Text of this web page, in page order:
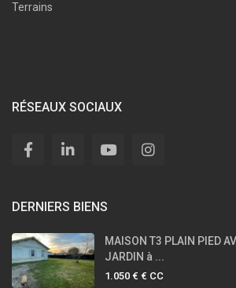
Terrains
RÉSEAUX SOCIAUX
DERNIERS BIENS
MAISON T3 PLAIN PIED
JARDIN à ...
1.050 € € CC